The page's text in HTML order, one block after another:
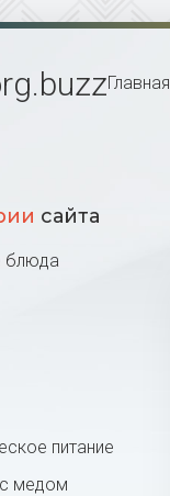
.buzzГлавная
сайта
блюда
питание
медом